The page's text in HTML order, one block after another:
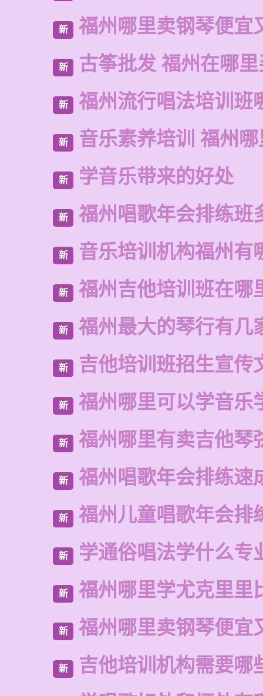
新 福州哪里卖钢琴便宜
新 古筝批发 福州在哪
新 福州流行唱法培训班
新 音乐素养培训 福州
新 学音乐带来的好处
新 福州唱歌年会排练班
新 音乐培训机构福州有
新 福州吉他培训班在哪
新 福州最大的琴行有几
新 吉他培训班招生宣传
新 福州哪里可以学音乐
新 福州哪里有卖吉他琴
新 福州唱歌年会排练速
新 福州儿童唱歌年会排
新 学通俗唱法学什么专
新 福州哪里学尤克里里
新 福州哪里卖钢琴便宜
新
吉他培训机构需要哪